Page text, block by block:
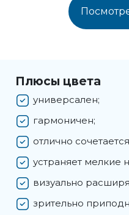
Плюсы цвета
универсален;
гармоничен;
отлично
устраняет мелкие
визуально
зрительно